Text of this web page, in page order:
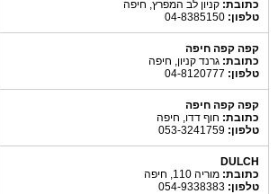
כתובת: קניון לב המפרץ, חיפה
טלפון:
קפה קפה חיפה
כתובת: גרנד קניון, חיפה
טלפון:
קפה קפה חיפה
כתובת: חוף דדו, חיפה
טלפון:
DULCH
כתובת: מוריה 110, חיפה
טלפון: